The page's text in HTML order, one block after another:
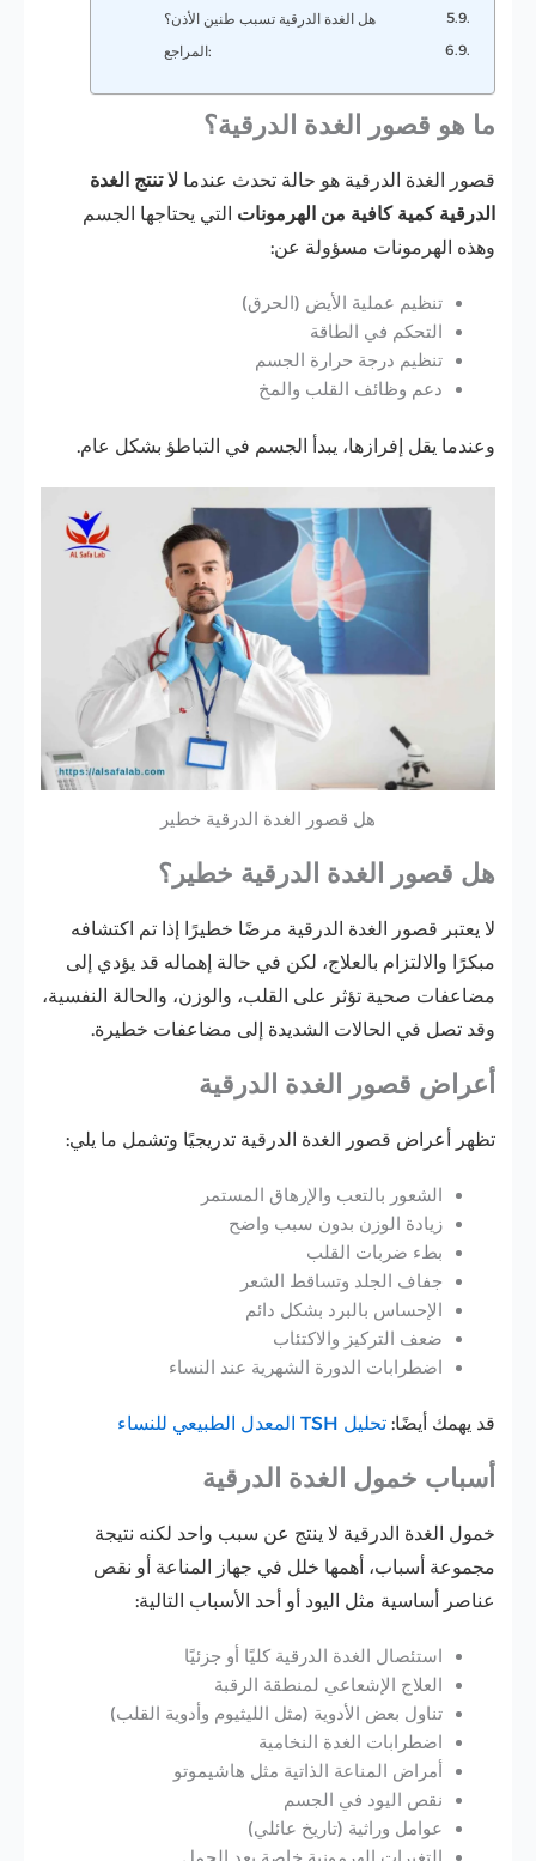
هل الغدة الدرقية تسبب طنين الأذن؟
المراجع:
ما هو قصور الغدة الدرقية؟
قصور الغدة الدرقية هو حالة تحدث عندمالا تنتج الغدة
الدرقية كمية كافية من الهرمونات التي يحتاجها الجسم
وهذه الهرمونات مسؤولة عن:
تنظيم عملية الأيض (الحرق)
التحكم في الطاقة
تنظيم درجة حرارة الجسم
دعم وظائف القلب والمخ
وعندما يقل إفرازها، يبدأ الجسم في التباطؤ بشكل عام.
هل قصور الغدة الدرقية خطير
هل قصور الغدة الدرقية خطير؟
لا يعتبر قصور الغدة الدرقية مرضًا خطيرًا إذا تم اكتشافه
مبكرًا والالتزام بالعلاج، لكن في حالة إهماله قد يؤدي إلى
مضاعفات صحية تؤثر على القلب، والوزن، والحالة النفسية،
وقد تصل في الحالات الشديدة إلى مضاعفات خطيرة.
أعراض قصور الغدة الدرقية
تظهر أعراض قصور الغدة الدرقية تدريجيًا وتشمل ما يلي:
الشعور بالتعب والإرهاق المستمر
زيادة الوزن بدون سبب واضح
بطء ضربات القلب
جفاف الجلد وتساقط الشعر
الإحساس بالبرد بشكل دائم
ضعف التركيز والاكتئاب
اضطرابات الدورة الشهرية عند النساء
قد يهمك أيضًا:تحليل TSH المعدل الطبيعي للنساء
أسباب خمول الغدة الدرقية
خمول الغدة الدرقية لا ينتج عن سبب واحد لكنه نتيجة
مجموعة أسباب، أهمها خلل في جهاز المناعة أو نقص
عناصر أساسية مثل اليود أو أحد الأسباب التالية:
استئصال الغدة الدرقية كليًا أو جزئيًا
العلاج الإشعاعي لمنطقة الرقبة
تناول بعض الأدوية (مثل الليثيوم وأدوية القلب)
اضطرابات الغدة النخامية
أمراض المناعة الذاتية مثل هاشيموتو
نقص اليود في الجسم
عوامل وراثية (تاريخ عائلي)